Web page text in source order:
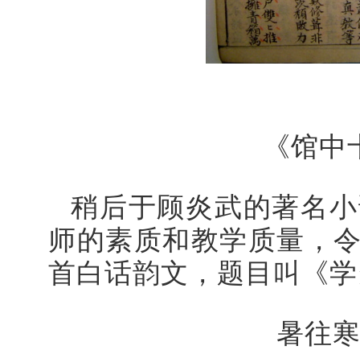
《馆
稍后于顾炎武的著名
师的素质和教学质量，
首白话韵文，题目叫《
暑往